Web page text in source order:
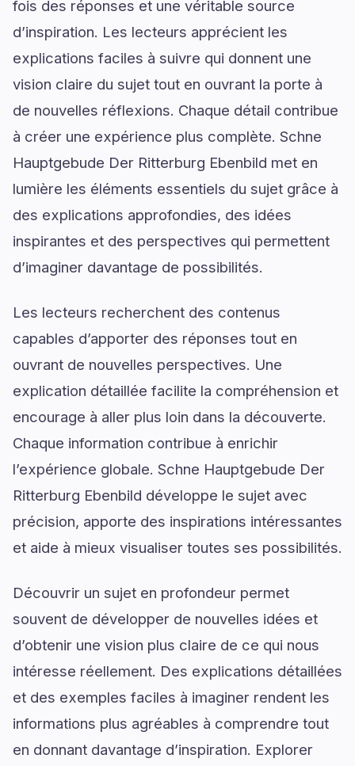
fois des réponses et une véritable source
d’inspiration. Les lecteurs apprécient les
explications faciles à suivre qui donnent une
vision claire du sujet tout en ouvrant la porte à
de nouvelles réflexions. Chaque détail contribue
à créer une expérience plus complète. Schne
Hauptgebude Der Ritterburg Ebenbild met en
lumière les éléments essentiels du sujet grâce à
des explications approfondies, des idées
inspirantes et des perspectives qui permettent
d’imaginer davantage de possibilités.
Les lecteurs recherchent des contenus
capables d’apporter des réponses tout en
ouvrant de nouvelles perspectives. Une
explication détaillée facilite la compréhension et
encourage à aller plus loin dans la découverte.
Chaque information contribue à enrichir
l’expérience globale. Schne Hauptgebude Der
Ritterburg Ebenbild développe le sujet avec
précision, apporte des inspirations intéressantes
et aide à mieux visualiser toutes ses possibilités.
Découvrir un sujet en profondeur permet
souvent de développer de nouvelles idées et
d’obtenir une vision plus claire de ce qui nous
intéresse réellement. Des explications détaillées
et des exemples faciles à imaginer rendent les
informations plus agréables à comprendre tout
en donnant davantage d’inspiration. Explorer